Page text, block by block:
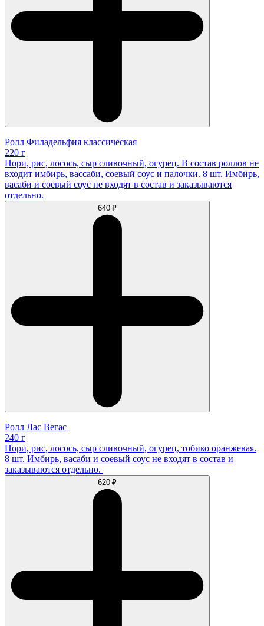
Ролл Филадельфия классическая
220 г
Нори, рис, лосось, сыр сливочный, огурец. В состав роллов не
входит имбирь, вассаби, соевый соус и палочки. 8 шт. Имбирь,
васаби и соевый соус не входят в состав и заказываются
отдельно.
640 ₽
Ролл Лас Вегас
240 г
Нори, рис, лосось, сыр сливочный, огурец, тобико оранжевая.
8 шт. Имбирь, васаби и соевый соус не входят в состав и
заказываются отдельно.
620 ₽